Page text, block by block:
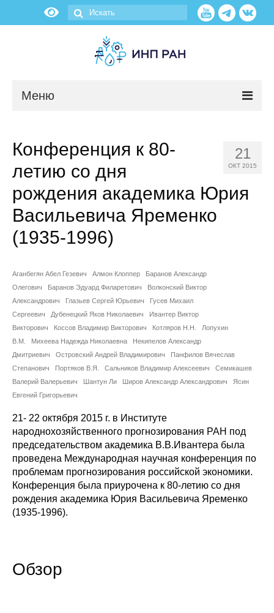
Меню
О нас
Об институте
Научные подразделения
Администрация
Сотрудники
Отчетность
Противодействие коррупции
Материалы для СМИ
Публикации
Научная жизнь
Издания
Проблемы прогнозирования
О журнале
21
ОКТ 2015
Конференция к 80-
летию со дня
рождения академика Юрия
Васильевича Яременко
(1935-1996)
Аганбегян Абел Гезевич Алмон Клоппер
Баранов Александр
Олегович
Баранов Эдуард Филаретович
Волконский Виктор
Александрович
Глазьев Сергей Юрьевич
Гусев Михаил
Сергеевич
Дубенецкий Яков Николаевич
Ивантер Виктор
Викторович
Коссов Владимир Викторович Котляров Н.Н.
Лопухин
В.М.
Михеева Надежда Николаевна
Некипелов Александр
Дмитриевич
Островский Андрей Владимирович
Панфилов Вячеслав
Степанович
Портяков В.Я. Сальников Владимир Алексеевич
Семикашев
Валерий Валерьевич
Шантун Ли Широв Александр Александрович
Ясин
Евгений Григорьевич
21- 22 октября 2015 г. в Институте
народнохозяйственного прогнозирования РАН под
председательством академика В.В.Ивантера была
проведена Международная научная конференция по
проблемам прогнозирования российской экономики.
Конференция была приурочена к 80-летию со дня
рождения академика Юрия Васильевича Яременко
(1935-1996).
Обзор